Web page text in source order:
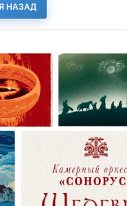
НАЗАД